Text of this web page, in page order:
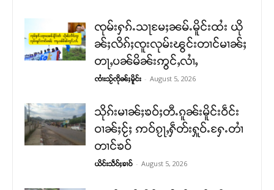
ၸုမ်းႁၵ်ႉသႃမႄႈၼမ်ႉမိူင်းထႆး ယို
ၼ်ႈလိၵ်ႈၸူးလုမ်းၽွင်းတၢင်မၢၼ်ႈ
တႃႇပၼ်မိၼ်းဢွင်ႇလၢႆႇ
ၸၢႆးသႂ်ၸိုၼ်ႈမိူင်း - August 5, 2026
သိုၵ်းမၢၼ်ႈၶဝ်ႈတီႉၵူၼ်းမိူင်းဝဵင်း
ဝၢၼ်ႈငႂ်ႈ ဢဝ်ၵႂႃႇႁဵတ်းႁူဝ်ႉႁႄႉတၢႆ
တၢင်ၶဝ်
ယိင်းသဵဝ်ႈၶၢဝ် - August 5, 2026